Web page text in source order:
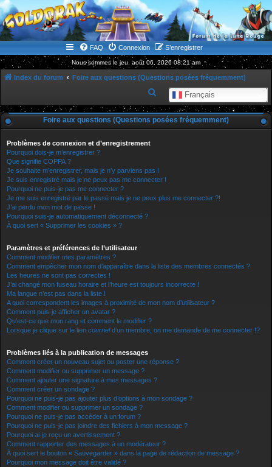
WWW.GOLDORAKGO.COM
le site de la Lune Rouge
FAQ Connexion S’enregistrer
Nous sommes le jeu. août 06, 2026 08:21 am
Index du forum Foire aux questions (Questions posées fréquemment)
Français
e
c
c
Foire aux questions (Questions posées fréquemment)
Problèmes de connexion et d’enregistrement
Pourquoi dois-je m’enregistrer ?
Que signifie COPPA ?
Je souhaite m’enregistrer, mais je n’y parviens pas !
Je suis enregistré mais je ne peux pas me connecter !
Pourquoi ne puis-je pas me connecter ?
Je me suis enregistré par le passé mais je ne peux plus me connecter ?!
J’ai perdu mon mot de passe !
Pourquoi suis-je automatiquement déconnecté ?
À quoi sert « Supprimer les cookies » ?
Paramètres et préférences de l’utilisateur
Comment modifier mes paramètres ?
Comment empêcher mon nom d’apparaître dans la liste des membres connectés ?
Les heures ne sont pas correctes !
J’ai changé mon fuseau horaire et l’heure est toujours incorrecte !
Ma langue n’est pas dans la liste !
A quoi correspondent les images à proximité de mon nom d’utilisateur ?
Comment puis-je afficher un avatar ?
Qu’est-ce que mon rang et comment le modifier ?
Lorsque je clique sur le lien courrield’un membre, on me demande de me connecter !?
Problèmes liés à la publication de messages
Comment créer un nouveau sujet ou poster une réponse ?
Comment modifier ou supprimer un message ?
Comment ajouter une signature à mes messages ?
Comment créer un sondage ?
Pourquoi ne puis-je pas ajouter plus d’options à mon sondage ?
Comment modifier ou supprimer un sondage ?
Pourquoi ne puis-je pas accéder à un forum ?
Pourquoi ne puis-je pas joindre des fichiers à mon message ?
Pourquoi ai-je reçu un avertissement ?
Comment rapporter des messages à un modérateur ?
À quoi sert le bouton « Sauvegarder » dans la page de rédaction de message ?
Pourquoi mon message doit être validé ?